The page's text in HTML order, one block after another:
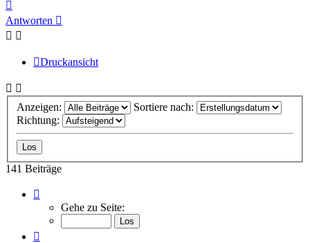
oben
Antworten
Druckansicht
Anzeigen:
Sortiere nach:
Richtung:
141 Beiträge
von
Gehe zu Seite: